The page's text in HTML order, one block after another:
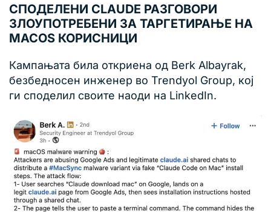
СПОДЕЛЕНИ CLAUDE РАЗГОВОРИ
ЗЛОУПОТРЕБЕНИ ЗА ТАРГЕТИРАЊЕ НА
MACOS КОРИСНИЦИ
Кампањата била откриена од Berk Albayrak,
безбедносен инженер во Trendyol Group, кој
ги споделил своите наоди на LinkedIn.